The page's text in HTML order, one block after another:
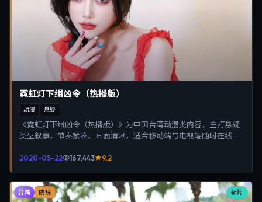
霓虹灯下缉凶令（热播版）
动漫 悬疑
《霓虹灯下缉凶令（热播版）》为中国台湾动漫类内容，主打悬疑
类型叙事，节奏紧凑、画面清晰，适合移动端与电视端随时在线观
2020-05-22 167,443 9.2
新片
台湾 院线